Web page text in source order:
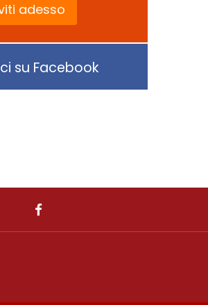
adesso
su Facebook